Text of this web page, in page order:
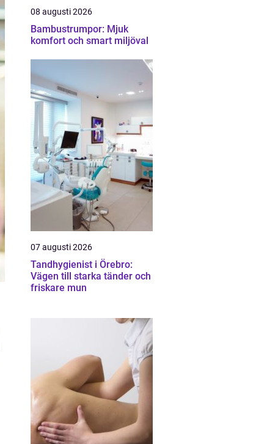
08 augusti 2026
Bambustrumpor: Mjuk
komfort och smart miljöval
07 augusti 2026
Tandhygienist i Örebro:
Vägen till starka tänder och
friskare mun